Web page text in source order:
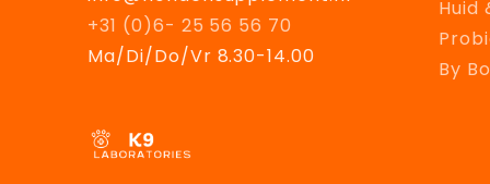
+31 (0)6- 25 56 56 70
Ma/Di/Do/Vr 8.30-14.00
Huid
By